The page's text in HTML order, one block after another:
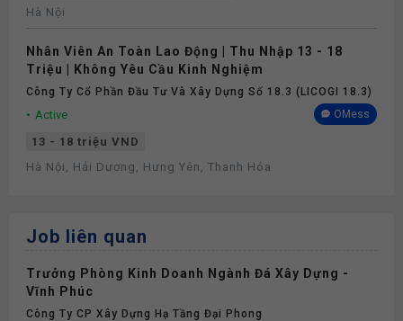
Hà Nội
Nhân Viên An Toàn Lao Động | Thu Nhập 13 - 18
Triệu | Không Yêu Cầu Kinh Nghiệm
Công Ty Cổ Phần Đầu Tư Và Xây Dựng Số 18.3 (LICOGI 18.3)
Active OMess
13 - 18 triệu VND
Hà Nội, Hải Dương, Hưng Yên, Thanh Hóa
Job liên quan
Trưởng Phòng Kinh Doanh Ngành Đá Xây Dựng -
Vĩnh Phúc
Công Ty CP Xây Dựng Hạ Tầng Đại Phong